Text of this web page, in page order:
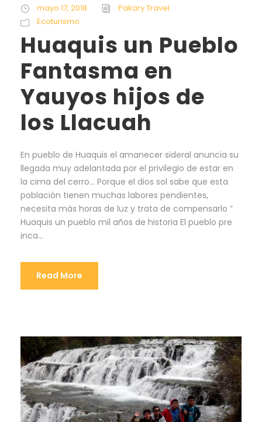
mayo 17, 2018
Pakary Travel
Ecoturismo
Huaquis un Pueblo
Fantasma en
Yauyos hijos de
los Llacuah
En pueblo de Huaquis el amanecer sideral anuncia su
llegada muy adelantada por el privilegio de estar en
la cima del cerro… Porque el dios sol sabe que esta
población tienen muchas labores pendientes,
necesita más horas de luz y trata de compensarlo ”
Huaquis un pueblo mil años de historia El pueblo pre
inca...
Read More